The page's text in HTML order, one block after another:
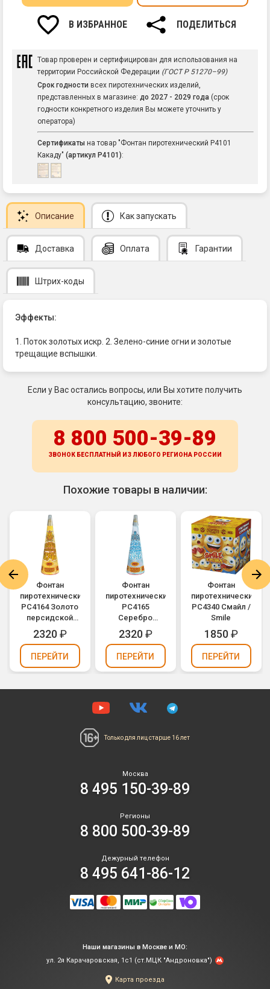
В ИЗБРАННОЕ ПОДЕЛИТЬСЯ
Товар проверен и сертифицирован для использования на
территории Российской Федерации (ГОСТ Р 51270–99)
Срок годности всех пиротехнических изделий,
представленных в магазине: до 2027 - 2029 года (срок
годности конкретного изделия Вы можете уточнить у
оператора)
Сертификаты на товар "Фонтан пиротехнический Р4101
Какаду" (артикул Р4101):
Описание Как запускать
Доставка Оплата Гарантии
Штрих-коды
Эффекты:
1. Поток золотых искр. 2. Зелено-синие огни и золотые
трещащие вспышки.
Если у Вас остались вопросы, или Вы хотите получить
консультацию, звоните:
8 800 500-39-89
ЗВОНОК БЕСПЛАТНЫЙ ИЗ ЛЮБОГО РЕГИОНА РОССИИ
Похожие товары в наличии:
Фонтан
пиротехнический
РС4164 Золото
персидской
ночи
2320₽
ПЕРЕЙТИ
Фонтан
пиротехнический
РС4165
Серебро
персидской
ночи
2320₽
ПЕРЕЙТИ
Фонтан
пиротехнический
РС4340 Смайл /
Smile
1850₽
ПЕРЕЙТИ
Только для лиц старше 16 лет
Москва
8 495 150-39-89
Регионы
8 800 500-39-89
Дежурный телефон
8 495 641-86-12
Наши магазины в Москве и МО:
ул. 2я Карачаровская, 1с1 (ст.МЦК "Андроновка")
Карта проезда